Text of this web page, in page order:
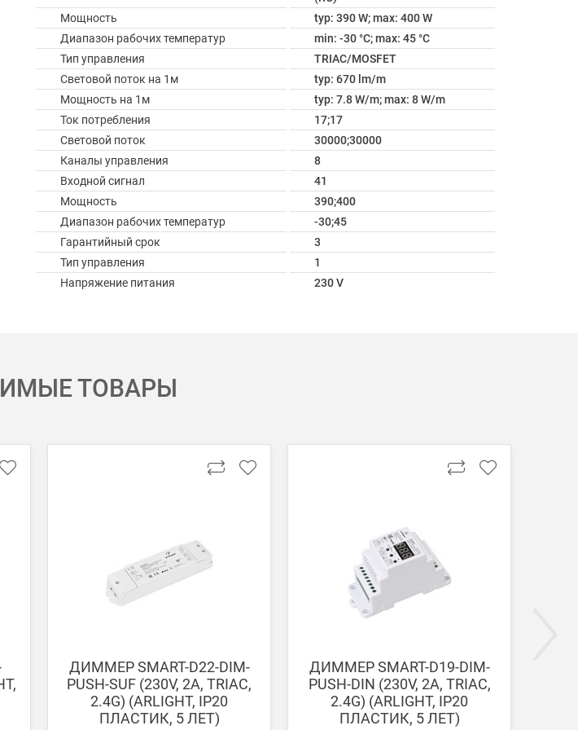
Мощность
typ: 390 W; max: 400 W
Диапазон рабочих температур
min: -30 °C; max: 45 °C
Тип управления
TRIAC/MOSFET
Световой поток на 1м
typ: 670 lm/m
Мощность на 1м
typ: 7.8 W/m; max: 8 W/m
Ток потребления
17;17
Световой поток
30000;30000
Каналы управления
8
Входной сигнал
41
Мощность
390;400
Диапазон рабочих температур
-30;45
Гарантийный срок
3
Тип управления
1
Напряжение питания
230 V
Обратите внимание, что деньги поступают на наш счет в течении 3-5 дней.
ТОВАРЫ
ДИММЕР SMART-D22-DIM-
PUSH-SUF (230V, 2A, TRIAC,
2.4G) (ARLIGHT, IP20
ПЛАСТИК, 5 ЛЕТ)
ДИММЕР SMART-D19-DIM-
PUSH-DIN (230V, 2A, TRIAC,
2.4G) (ARLIGHT, IP20
ПЛАСТИК, 5 ЛЕТ)